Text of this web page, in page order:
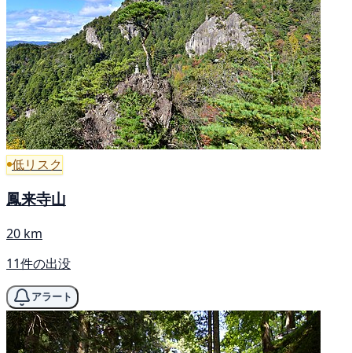
低リスク
鳳来寺山
20 km
11件の出没
アラート